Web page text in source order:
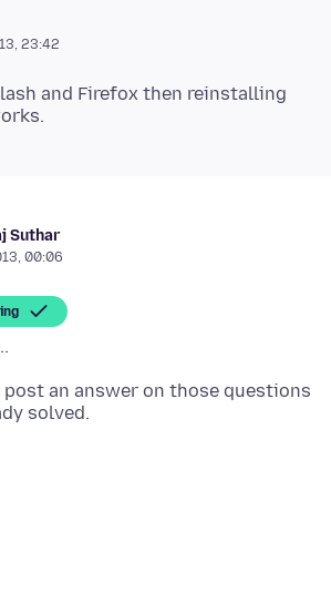
23:42
and Firefox then reinstalling
Suthar
00:06
post an answer on those questions